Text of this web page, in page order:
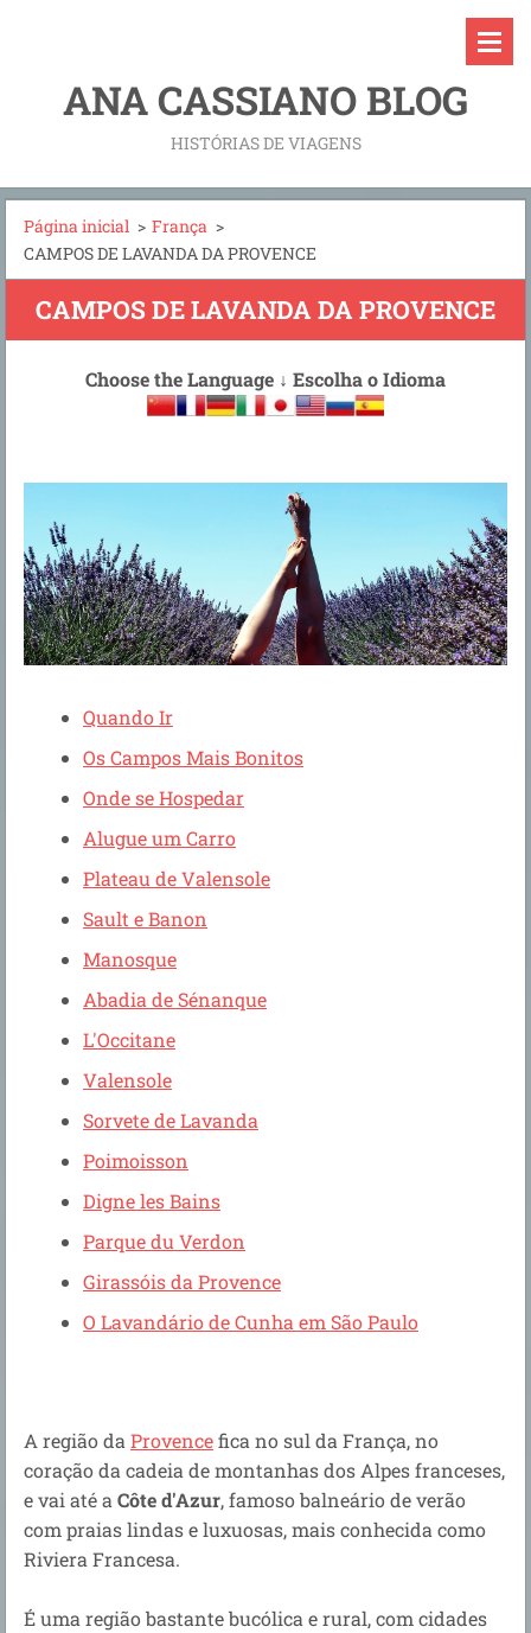
ANA CASSIANO BLOG
HISTÓRIAS DE VIAGENS
Página inicial > França >
CAMPOS DE LAVANDA DA PROVENCE
CAMPOS DE LAVANDA DA PROVENCE
Choose the Language ↓ Escolha o Idioma
Quando Ir
Os Campos Mais Bonitos
Onde se Hospedar
Alugue um Carro
Plateau de Valensole
Sault e Banon
Manosque
Abadia de Sénanque
L'Occitane
Valensole
Sorvete de Lavanda
Poimoisson
Digne les Bains
Parque du Verdon
Girassóis da Provence
O Lavandário de Cunha em São Paulo
A região da Provencefica no sul da França, no
coração da cadeia de montanhas dos Alpes franceses,
e vai até a Côte d'Azur, famoso balneário de verão
com praias lindas e luxuosas, mais conhecida como
Riviera Francesa.
É uma região bastante bucólica e rural, com cidades